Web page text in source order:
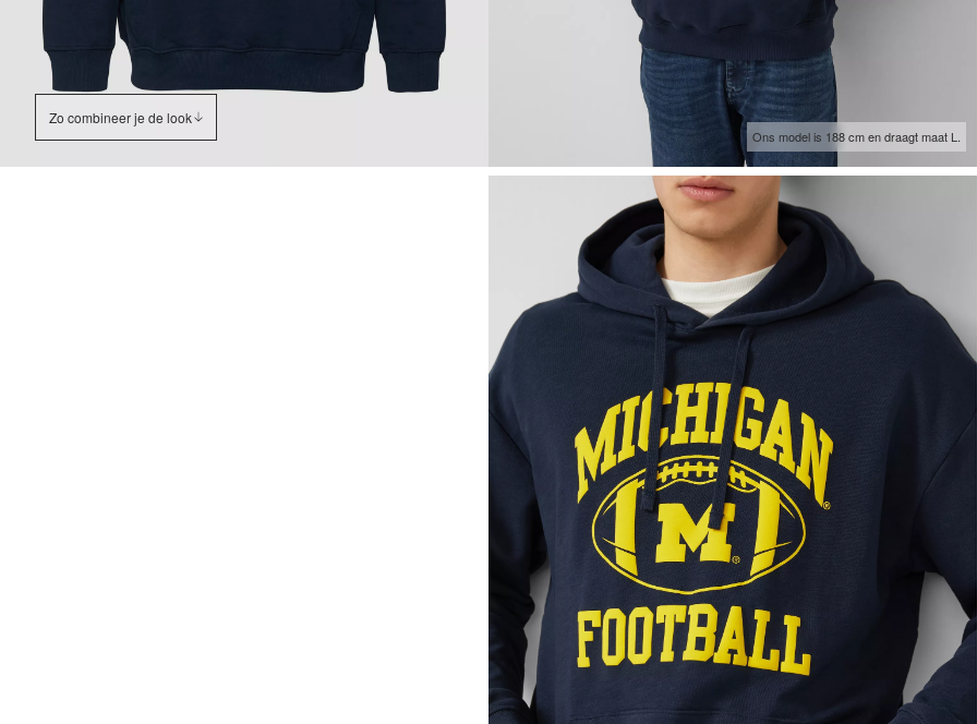
Zo combineer je de look
Ons model is 188 cm en draagt maat L.